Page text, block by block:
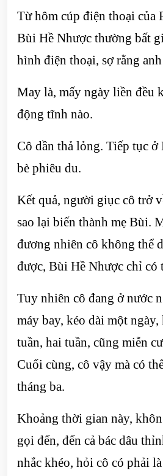
Từ hôm cúp điện thoại của
Bùi Hề Nhược thường bất
hình điện thoại, sợ rằng
May là, mấy ngày liền đều
động tĩnh nào.
Cô dần thả lỏng. Tiếp tục
bè phiêu du.
Kết quả, người giục cô trở
sao lại biến thành mẹ Bùi.
đương nhiên cô không thể
được, Bùi Hề Nhược chỉ có
Tuy nhiên cô đang ở nước
máy bay, kéo dài một
tuần, hai tuần, cũng miễn
Cuối cùng, cô vậy mà có
tháng ba.
Khoảng thời gian này,
gọi đến, đến cả bác dâu
nhắc khéo, hỏi cô có phải